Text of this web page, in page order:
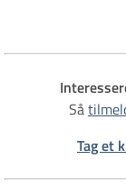
Så
Tag et